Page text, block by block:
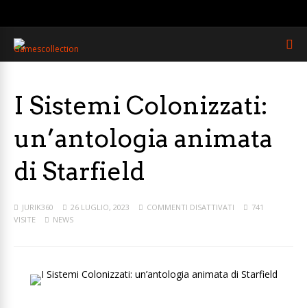
I Sistemi Colonizzati:
un’antologia animata
di Starfield
JURIK360 26 LUGLIO, 2023 COMMENTI DISATTIVATI
741
VISITE
NEWS